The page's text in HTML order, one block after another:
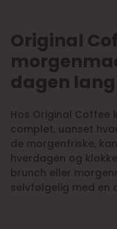
Original
dagen lang
Hos Original
complet, uanset
de morgenfriske,
hverdagen og
brunch eller
selvfølgelig med en